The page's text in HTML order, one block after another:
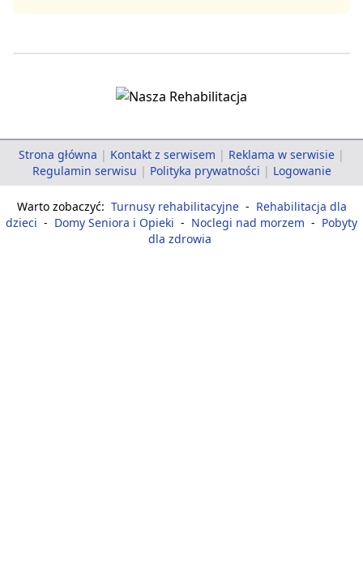
Strona główna | Kontakt z serwisem | Reklama w serwisie |
Regulamin serwisu | Polityka prywatności | Logowanie
Warto zobaczyć: Turnusy rehabilitacyjne - Rehabilitacja dla
dzieci - Domy Seniora i Opieki - Noclegi nad morzem - Pobyty
dla zdrowia